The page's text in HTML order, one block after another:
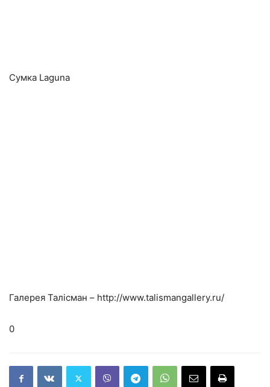
Сумка Laguna
Галерея Талісман – http://www.talismangallery.ru/
0